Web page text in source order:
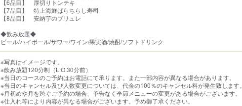
【6品目】 厚切りトンテキ
【7品目】 特上海鮮ばらちらし寿司
【8品目】 安納芋のブリュレ
◆飲み放題◆
ビール/ハイボール/サワー/ワイン/果実酒/焼酎/ソフトドリンク
※写真はイメージです。
※飲み放題120分制（L.O.30分前）
※当日のコースのご予約はお電話にて承ります。また一部内容が異なる場合があります。
※当日のキャンセル及び人数変更については、代金の100％のキャンセル料が発生致します。
※月初めや月を跨ぐご予約の場合、予告なく季節メニューの変更がある場合がございます。
※仕入れ等により内容が異なる場合がございます。予め御了承ください。